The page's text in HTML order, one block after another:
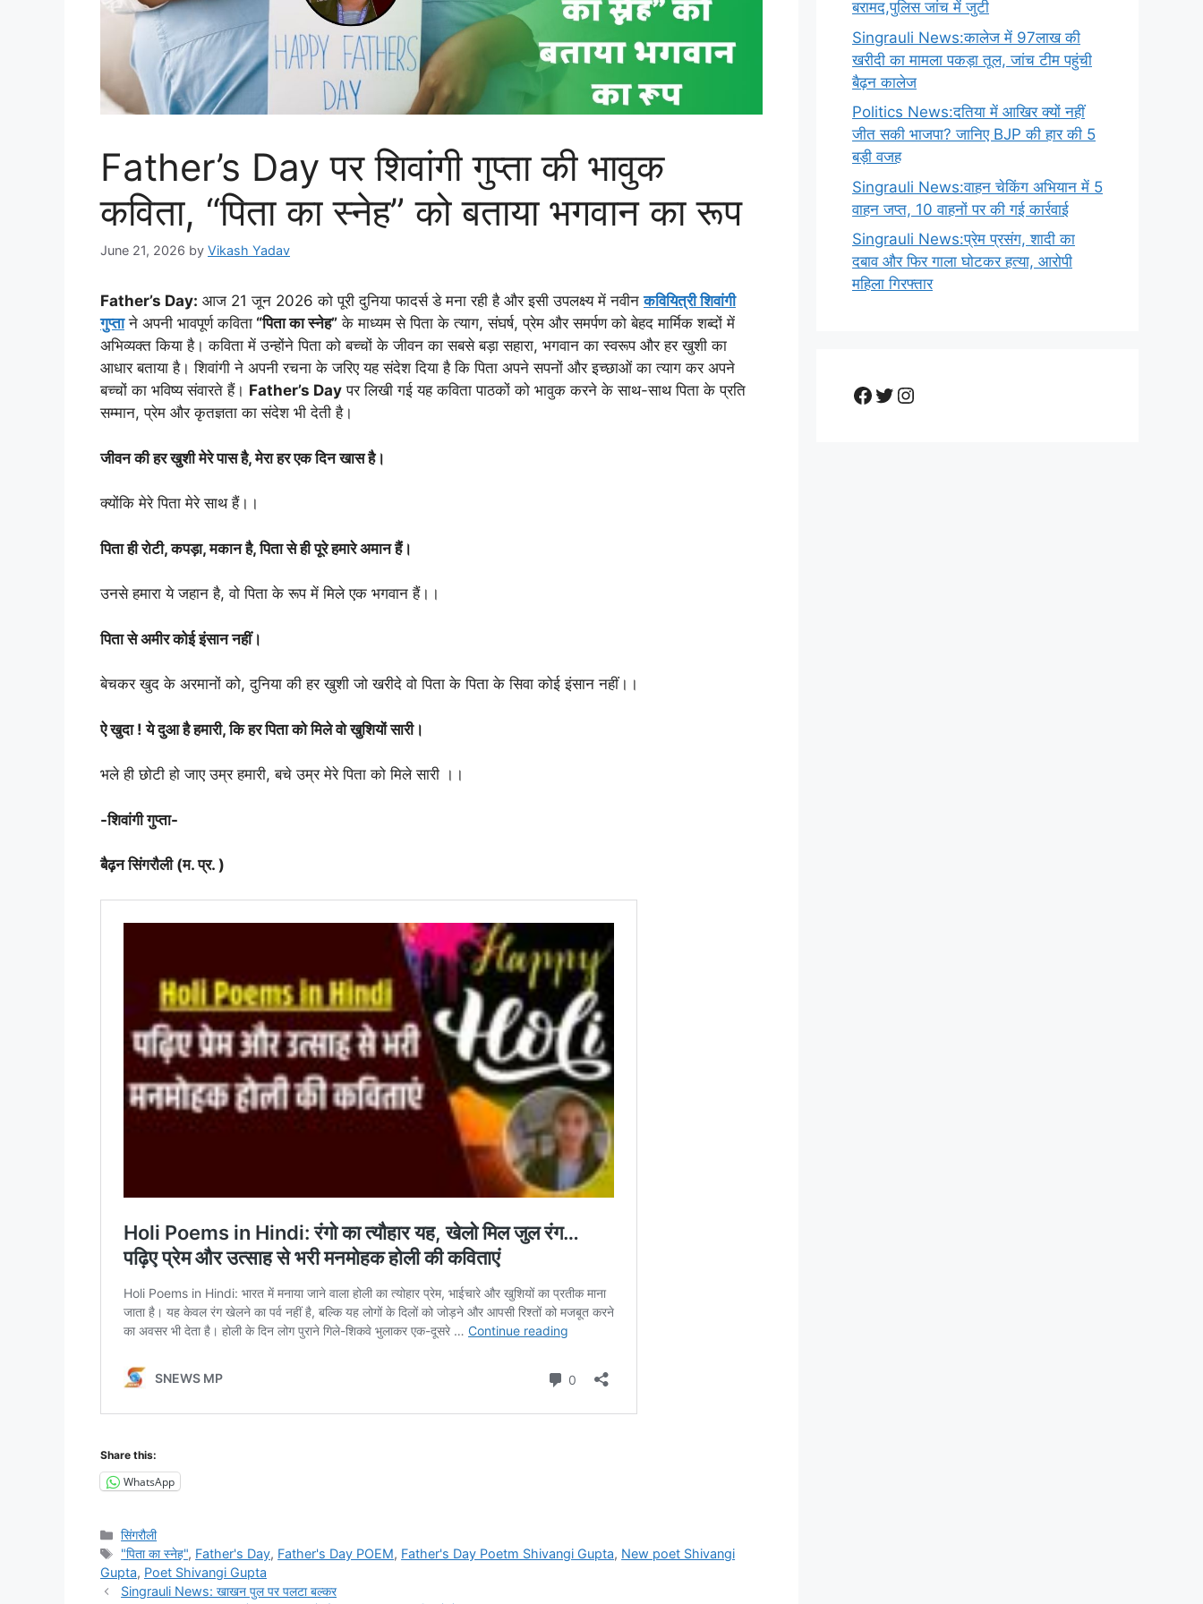
Father’s Day पर शिवांगी गुप्ता की भावुक
कविता, “पिता का स्नेह” को बताया भगवान का रूप
June 21, 2026 by Vikash Yadav
Father’s Day: आज 21 जून 2026 को पूरी दुनिया फादर्स डे मना रही है और इसी उपलक्ष्य में नवीनकवियित्री शिवांगी
गुप्ताने अपनी भावपूर्ण कविता “पिता का स्नेह” के माध्यम से पिता के त्याग, संघर्ष, प्रेम और समर्पण को बेहद मार्मिक शब्दों में
अभिव्यक्त किया है। कविता में उन्होंने पिता को बच्चों के जीवन का सबसे बड़ा सहारा, भगवान का स्वरूप और हर खुशी का
आधार बताया है। शिवांगी ने अपनी रचना के जरिए यह संदेश दिया है कि पिता अपने सपनों और इच्छाओं का त्याग कर अपने
बच्चों का भविष्य संवारते हैं। Father’s Day पर लिखी गई यह कविता पाठकों को भावुक करने के साथ-साथ पिता के प्रति
सम्मान, प्रेम और कृतज्ञता का संदेश भी देती है।
जीवन की हर खुशी मेरे पास है, मेरा हर एक दिन खास है।
क्योंकि मेरे पिता मेरे साथ हैं।।
पिता ही रोटी, कपड़ा, मकान है, पिता से ही पूरे हमारे अमान हैं।
उनसे हमारा ये जहान है, वो पिता के रूप में मिले एक भगवान हैं।।
पिता से अमीर कोई इंसान नहीं।
बेचकर खुद के अरमानों को, दुनिया की हर खुशी जो खरीदे वो पिता के पिता के सिवा कोई इंसान नहीं।।
ऐ खुदा ! ये दुआ है हमारी, कि हर पिता को मिले वो खुशियों सारी।
भले ही छोटी हो जाए उम्र हमारी, बचे उम्र मेरे पिता को मिले सारी ।।
-शिवांगी गुप्ता-
बैढ़न सिंगरौली (म. प्र. )
Share this:
WhatsApp
Categories
सिंगरौली
Tags
"पिता का स्नेह", Father's Day, Father's Day POEM, Father's Day Poetm Shivangi Gupta, New poet Shivangi
Gupta, Poet Shivangi Gupta
Singrauli News: खाखन पुल पर पलटा बल्कर
बरामद,पुलिस जांच में जुटी
Singrauli News:कालेज में 97लाख की
खरीदी का मामला पकड़ा तूल, जांच टीम पहुंची
बैढ़न कालेज
Politics News:दतिया में आखिर क्यों नहीं
जीत सकी भाजपा? जानिए BJP की हार की 5
बड़ी वजह
Singrauli News:वाहन चेकिंग अभियान में 5
वाहन जप्त, 10 वाहनों पर की गई कार्रवाई
Singrauli News:प्रेम प्रसंग, शादी का
दबाव और फिर गाला घोटकर हत्या, आरोपी
महिला गिरफ्तार
Facebook
Twitter
Instagram